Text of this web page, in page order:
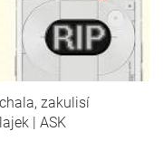
zakulisí
| ASK